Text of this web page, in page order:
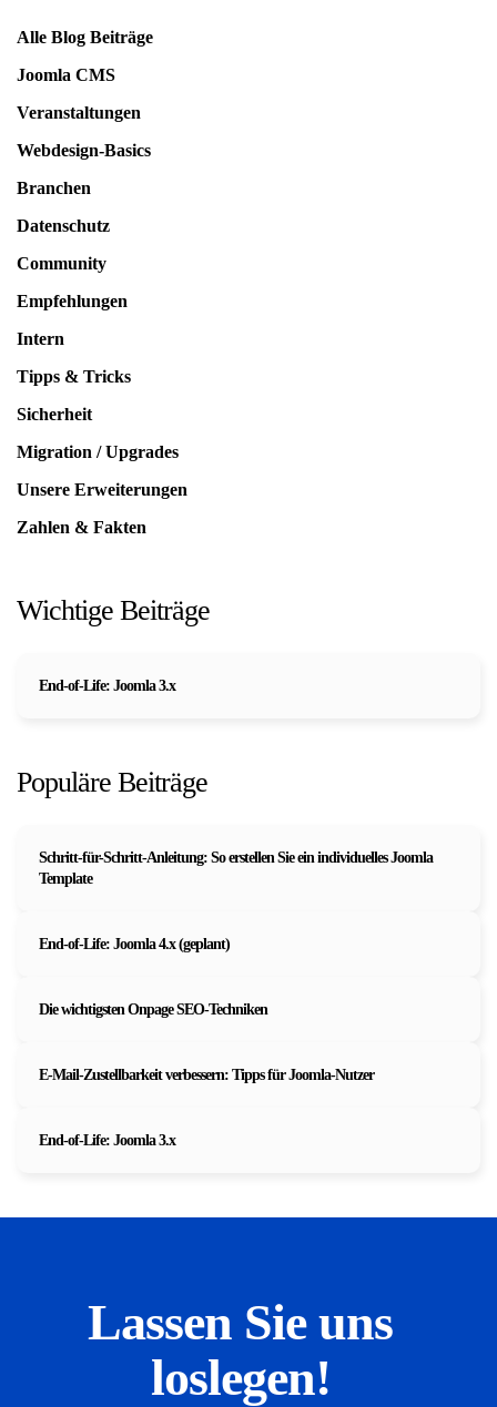
Alle Blog Beiträge
Joomla CMS
Veranstaltungen
Webdesign-Basics
Branchen
Datenschutz
Community
Empfehlungen
Intern
Tipps & Tricks
Sicherheit
Migration / Upgrades
Unsere Erweiterungen
Zahlen & Fakten
Wichtige Beiträge
End-of-Life: Joomla 3.x
Populäre Beiträge
Schritt-für-Schritt-Anleitung: So erstellen Sie ein individuelles Joomla
Template
End-of-Life: Joomla 4.x (geplant)
Die wichtigsten Onpage SEO-Techniken
E-Mail-Zustellbarkeit verbessern: Tipps für Joomla-Nutzer
End-of-Life: Joomla 3.x
Lassen Sie uns
loslegen!